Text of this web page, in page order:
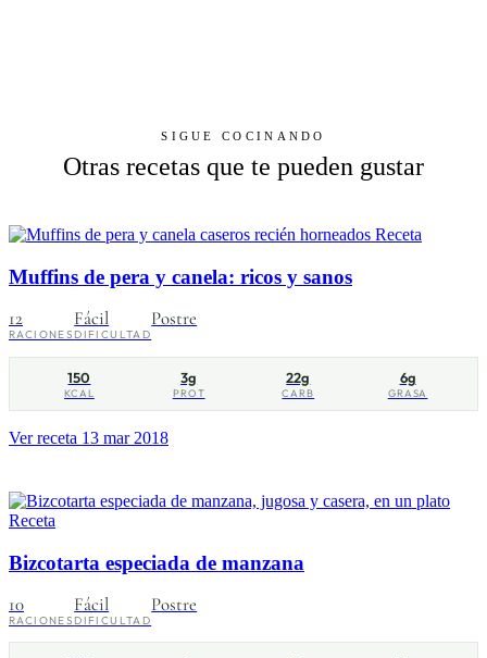
SIGUE COCINANDO
Otras recetas que te pueden gustar
Receta
Muffins de pera y canela: ricos y sanos
12
RACIONES
Fácil
DIFICULTAD
Postre
150
KCAL
3g
PROT
22g
CARB
6g
GRASA
Ver receta 13 mar 2018
Receta
Bizcotarta especiada de manzana
10
RACIONES
Fácil
DIFICULTAD
Postre